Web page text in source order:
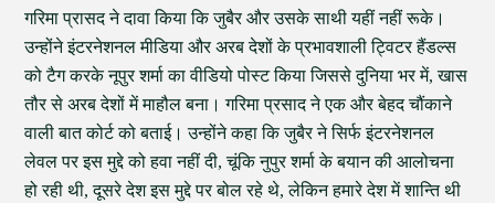
गरिमा प्रासद ने दावा किया कि जुबैर और उसके साथी यहीं नहीं रूके।
उन्होंने इंटरनेशनल मीडिया और अरब देशों के प्रभावशाली ट्विटर हैंडल्स
को टैग करके नूपुर शर्मा का वीडियो पोस्ट किया जिससे दुनिया भर में, खास
तौर से अरब देशों में माहौल बना। गरिमा प्रसाद ने एक और बेहद चौंकाने
वाली बात कोर्ट को बताई। उन्होंने कहा कि जुबैर ने सिर्फ इंटरनेशनल
लेवल पर इस मुद्दे को हवा नहीं दी, चूंकि नुपुर शर्मा के बयान की आलोचना
हो रही थी, दूसरे देश इस मुद्दे पर बोल रहे थे, लेकिन हमारे देश में शान्ति थी